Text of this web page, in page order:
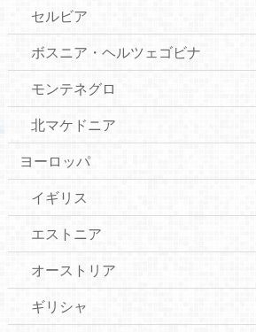
セルビア
ボスニア・ヘルツェゴビナ
モンテネグロ
北マケドニア
ヨーロッパ
イギリス
エストニア
オーストリア
ギリシャ